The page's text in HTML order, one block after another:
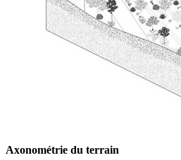
Axonométrie du terrain